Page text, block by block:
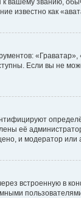
званию,
известно как
Если вы не
её
и модератор
встроенную в